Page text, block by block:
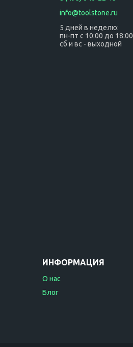
info@toolstone.ru
5 дней в неделю:
пн-пт с 10:00 до 18:00
сб и вс - выходной
ИНФОРМАЦИЯ
О нас
Блог